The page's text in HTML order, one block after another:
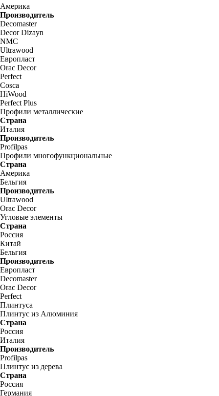
Америка
Производитель
Decomaster
Decor Dizayn
NMC
Ultrawood
Европласт
Orac Decor
Perfect
Cosca
HiWood
Perfect Plus
Профили металлические
Страна
Италия
Производитель
Profilpas
Профили многофункциональные
Страна
Америка
Бельгия
Производитель
Ultrawood
Orac Decor
Угловые элементы
Страна
Россия
Китай
Бельгия
Производитель
Европласт
Decomaster
Orac Decor
Perfect
Плинтуса
Плинтус из Алюминия
Страна
Россия
Италия
Производитель
Profilpas
Плинтус из дерева
Страна
Россия
Германия